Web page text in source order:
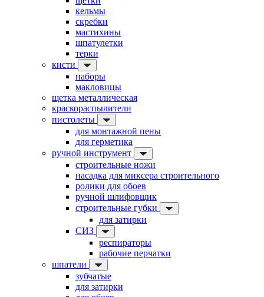
кельмы
скребки
мастихины
шпатулетки
терки
кисти
наборы
макловицы
щетка металлическая
краскораспылители
пистолеты
для монтажной пены
для герметика
ручной инструмент
строительные ножи
насадка для миксера строительного
ролики для обоев
ручной шлифовщик
строительные губки
для затирки
СИЗ
респираторы
рабочие перчатки
шпатели
зубчатые
для затирки